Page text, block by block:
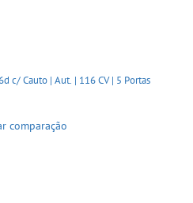
c/ Cauto | Aut. | 116 CV | 5 Portas
comparação